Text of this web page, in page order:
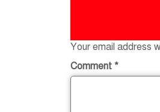
Your email address
Comment *